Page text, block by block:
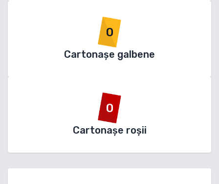
0
Cartonașe galbene
0
Cartonașe roșii